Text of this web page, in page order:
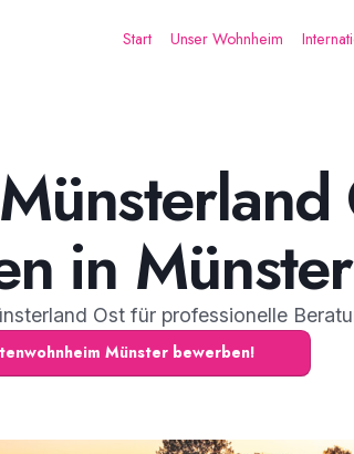
Start Unser Wohnheim
in Münster
Ost für professionelle
Münster bewerben!